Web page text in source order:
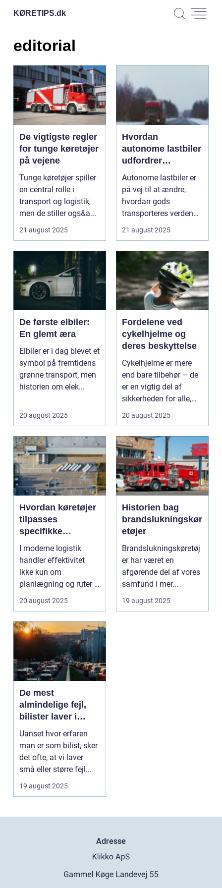
KØRETIPS.dk
editorial
De vigtigste regler
for tunge køretøjer
på vejene
Tunge køretøjer spiller
en central rolle i
transport og logistik,
men de stiller ogs&a...
21 august 2025
Hvordan
autonome lastbiler
udfordrer
traditionel logistik
Autonome lastbiler er
på vej til at ændre,
hvordan gods
transporteres verden
over. Udsty...
21 august 2025
De første elbiler:
En glemt æra
Elbiler er i dag blevet et
symbol på fremtidens
grønne transport, men
historien om elek...
20 august 2025
Fordelene ved
cykelhjelme og
deres beskyttelse
Cykelhjelme er mere
end bare tilbehør – de
er en vigtig del af
sikkerheden for alle,
de...
20 august 2025
Hvordan køretøjer
tilpasses
specifikke
logistiske opgaver
I moderne logistik
handler effektivitet
ikke kun om
planlægning og ruter –
det handler i...
20 august 2025
Historien bag
brandslukningskør
etøjer
Brandslukningskøretøj
er har været en
afgørende del af vores
samfund i mer...
19 august 2025
De mest
almindelige fejl,
bilister laver i
trafikken
Uanset hvor erfaren
man er som bilist, sker
det ofte, at vi laver
små eller større fejl...
19 august 2025
Adresse